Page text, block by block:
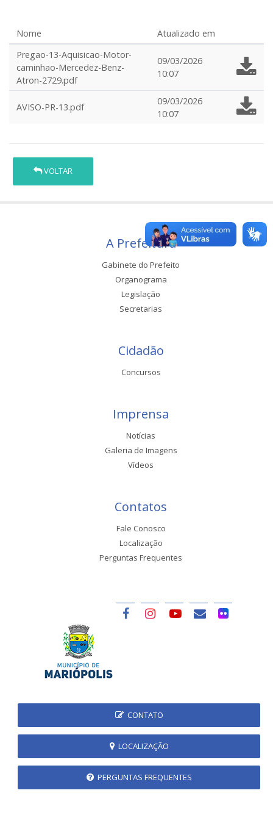
Nome
Atualizado em
Pregao-13-Aquisicao-Motor-
caminhao-Mercedez-Benz-
Atron-2729.pdf
09/03/2026
10:07
AVISO-PR-13.pdf
09/03/2026
10:07
VOLTAR
A Prefeitura
Gabinete do Prefeito
Organograma
Legislação
Secretarias
Cidadão
Concursos
Imprensa
Notícias
Galeria de Imagens
Vídeos
Contatos
Fale Conosco
Localização
Perguntas Frequentes
CONTATO
LOCALIZAÇÃO
PERGUNTAS FREQUENTES